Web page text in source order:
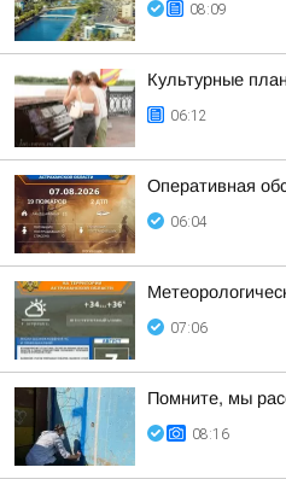
08:09
Культурные
06:12
Оперативная
06:04
07:06
Помните, мы
08:16